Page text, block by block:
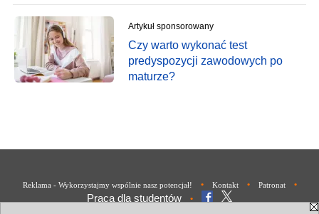
Artykuł sponsorowany
Czy warto wykonać test
predyspozycji zawodowych po
maturze?
Reklama - Wykorzystajmy wspólnie nasz potencjał! • Kontakt • Patronat •
Praca dla studentów •